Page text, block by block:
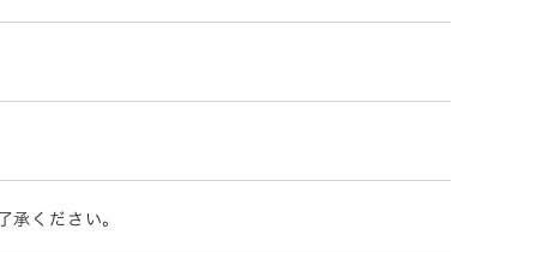
承ください。